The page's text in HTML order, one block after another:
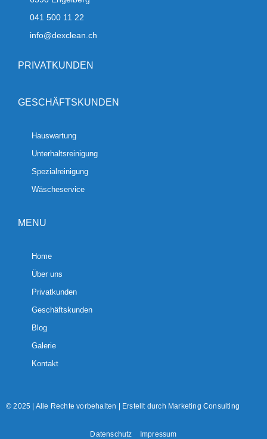
041 500 11 22
info@dexclean.ch
PRIVATKUNDEN
GESCHÄFTSKUNDEN
Hauswartung
Unterhaltsreinigung
Spezialreinigung
Wäscheservice
MENU
Home
Über uns
Privatkunden
Geschäftskunden
Blog
Galerie
Kontakt
© 2025 | Alle Rechte vorbehalten | Erstellt durch Marketing Consulting
Datenschutz Impressum